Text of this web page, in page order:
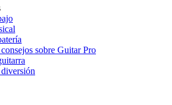
sobre Guitar Pro